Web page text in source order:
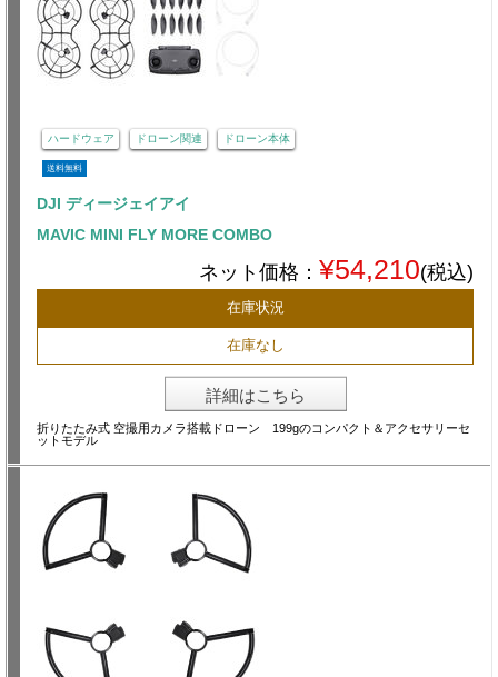
ハードウェア ドローン関連 ドローン本体
送料無料
DJI ディージェイアイ
MAVIC MINI FLY MORE COMBO
ネット価格： ¥54,210(税込)
在庫状況
在庫なし
詳細はこちら
折りたたみ式 空撮用カメラ搭載ドローン 199gのコンパクト＆アクセサリーセ
ットモデル